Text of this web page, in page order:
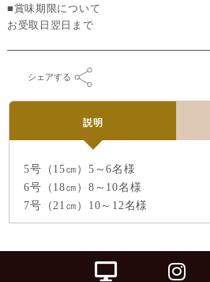
■賞味期限について
お受取日翌日まで
シェアする
説明
5号（15㎝）5～6名様
6号（18㎝）8～10名様
7号（21㎝）10～12名様